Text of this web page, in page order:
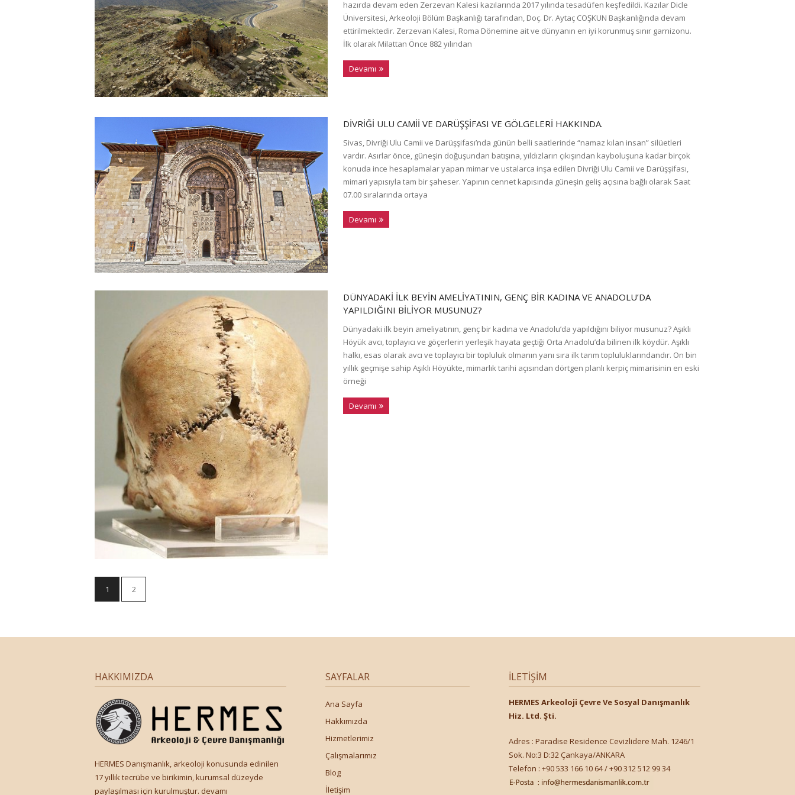
hazırda devam eden Zerzevan Kalesi kazılarında 2017 yılında tesadüfen keşfedildi. Kazılar Dicle
Üniversitesi, Arkeoloji Bölüm Başkanlığı tarafından, Doç. Dr. Aytaç COŞKUN Başkanlığında devam
ettirilmektedir. Zerzevan Kalesi, Roma Dönemine ait ve dünyanın en iyi korunmuş sınır garnizonu.
İlk olarak Milattan Önce 882 yılından
Devamı
DIVRIĞI ULU CAMII VE DARÜŞŞIFASI VE GÖLGELERI HAKKINDA.
Sivas, Divriği Ulu Camii ve Darüşşifası’nda günün belli saatlerinde “namaz kılan insan” silüetleri
vardır. Asırlar önce, güneşin doğuşundan batışına, yıldızların çıkışından kayboluşuna kadar birçok
konuda ince hesaplamalar yapan mimar ve ustalarca inşa edilen Divriği Ulu Camii ve Darüşşifası,
mimari yapısıyla tam bir şaheser. Yapının cennet kapısında güneşin geliş açısına bağlı olarak Saat
07.00 sıralarında ortaya
Devamı
DÜNYADAKI ILK BEYIN AMELIYATININ, GENÇ BIR KADINA VE ANADOLU’DA
YAPILDIĞINI BILIYOR MUSUNUZ?
Dünyadaki ilk beyin ameliyatının, genç bir kadına ve Anadolu’da yapıldığını biliyor musunuz? Aşıklı
Höyük avcı, toplayıcı ve göçerlerin yerleşik hayata geçtiği Orta Anadolu’da bilinen ilk köydür. Aşıklı
halkı, esas olarak avcı ve toplayıcı bir topluluk olmanın yanı sıra ilk tarım topluluklarındandır. On bin
yıllık geçmişe sahip Aşıklı Höyükte, mimarlık tarihi açısından dörtgen planlı kerpiç mimarisinin en eski
örneği
Devamı
1 2
HAKKIMIZDA
HERMES Danışmanlık, arkeoloji konusunda edinilen
17 yıllık tecrübe ve birikimin, kurumsal düzeyde
paylaşılması için kurulmuştur. devamı
SAYFALAR
Ana Sayfa
Hakkımızda
Hizmetlerimiz
Çalışmalarımız
Blog
İletişim
İLETIŞIM
HERMES Arkeoloji Çevre Ve Sosyal Danışmanlık
Hiz. Ltd. Şti.
Adres : Paradise Residence Cevizlidere Mah. 1246/1
Sok. No:3 D:32 Çankaya/ANKARA
Telefon : +90 533 166 10 64 / +90 312 512 99 34